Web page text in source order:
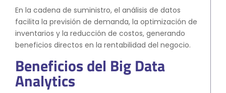
En la cadena de suministro, el análisis de datos
facilita la previsión de demanda, la optimización de
inventarios y la reducción de costos, generando
beneficios directos en la rentabilidad del negocio.
Beneficios del Big Data
Analytics